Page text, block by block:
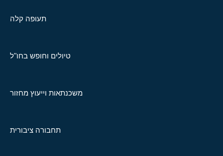
תעופה קלה
טיולים וחופש בחו"ל
משכנתאות וייעוץ מחזור
תחבורה ציבורית